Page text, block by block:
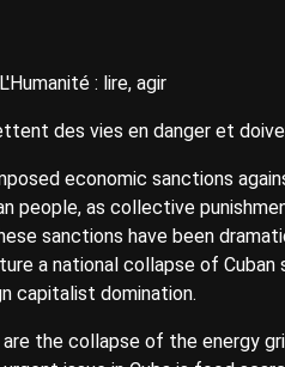
: lire, agir
des vies en danger et
economic sanctions
as collective
sanctions have been
a national collapse of Cuban
capitalist domination.
the collapse of the energy